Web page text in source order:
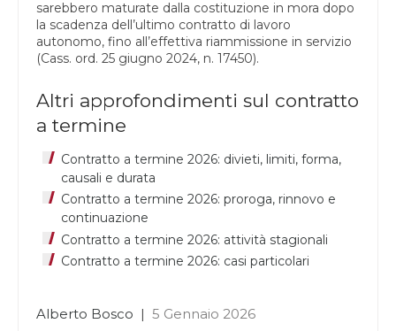
sarebbero maturate dalla costituzione in mora dopo
la scadenza dell’ultimo contratto di lavoro
autonomo, fino all’effettiva riammissione in servizio
(Cass. ord. 25 giugno 2024, n. 17450).
Altri approfondimenti sul contratto
a termine
Contratto a termine 2026: divieti, limiti, forma,
causali e durata
Contratto a termine 2026: proroga, rinnovo e
continuazione
Contratto a termine 2026: attività stagionali
Contratto a termine 2026: casi particolari
Alberto Bosco | 5 Gennaio 2026